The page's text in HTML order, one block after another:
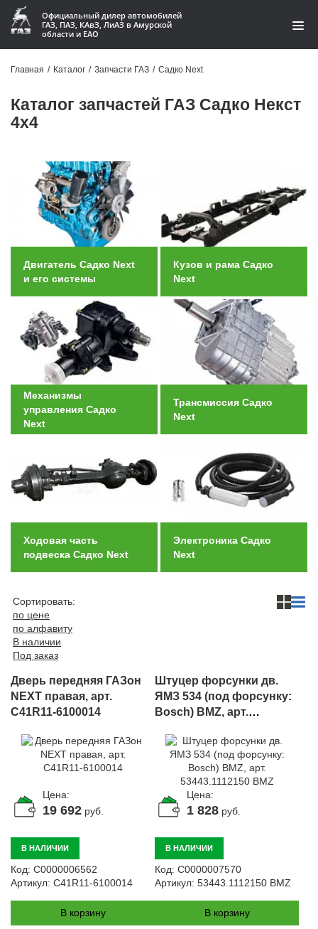
Официальный дилер автомобилей
ГАЗ, ПАЗ, КАвЗ, ЛиАЗ в Амурской
области и ЕАО
О компании
Доставка
Гарантии
Автомобили
+7 (4162) 22-95-09
Запчасти
+7 (4162) 22-95-79
Сервисный центр
+7 (4162) 22–95–69
График работы: ПН-ПТ с 8.30 до 18.00 (+6 по МСК)
График работы сервис: ПН-СБ с 8.30 до 20.00
Главная / Каталог / Запчасти ГАЗ / Садко Next
Каталог запчастей ГАЗ Садко Некст
4х4
Двигатель Садко Next
и его системы
Кузов и рама Садко
Next
Механизмы
управления Садко
Next
Трансмиссия Садко
Next
Ходовая часть
подвеска Садко Next
Электроника Садко
Next
Сортировать:
по цене
по алфавиту
В наличии
Под заказ
Дверь передняя ГАЗон
NEXT правая, арт.
C41R11-6100014
Цена:
19 692 руб.
В НАЛИЧИИ
Код: С0000006562
Артикул: C41R11-6100014
В корзину
Штуцер форсунки дв.
ЯМЗ 534 (под форсунку:
Bosch) BMZ, арт.
Цена:
1 828 руб.
В НАЛИЧИИ
Код: С0000007570
Артикул: 53443.1112150 BMZ
В корзину